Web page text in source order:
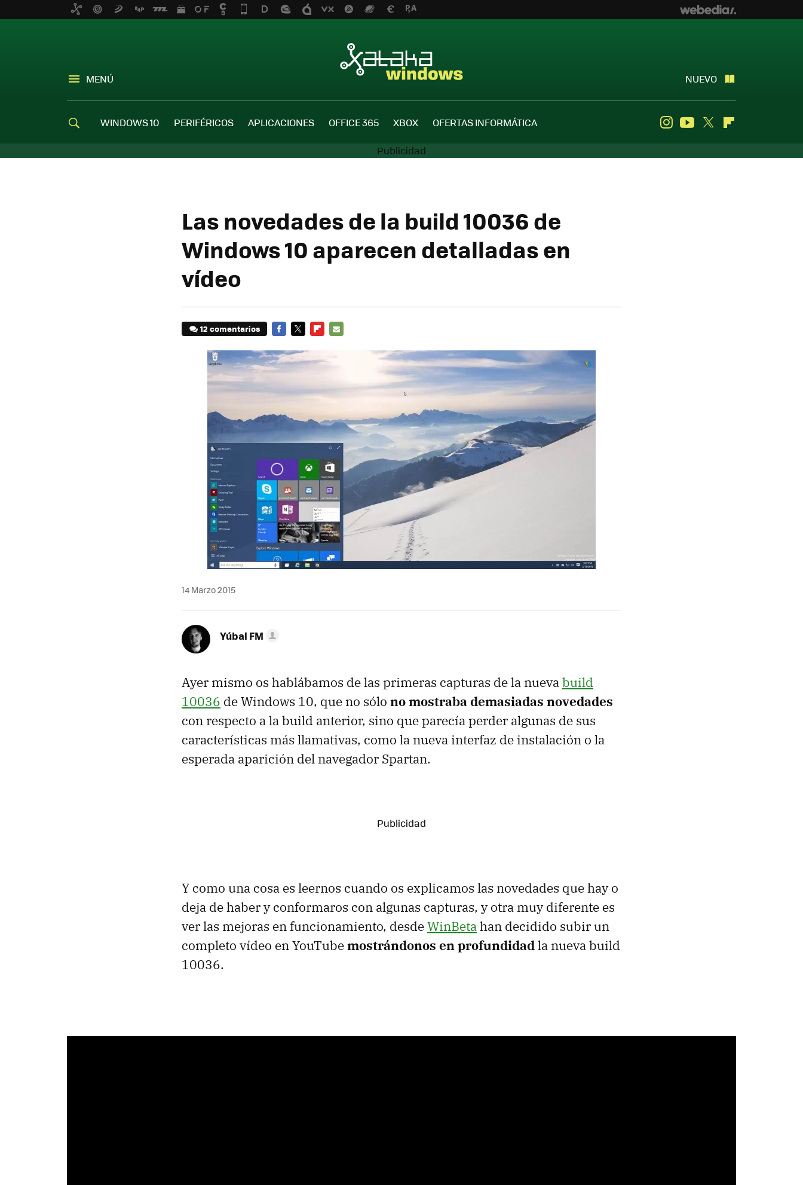
MENÚ NUEVO
WINDOWS 10 PERIFÉRICOS APLICACIONES OFFICE 365 XBOX OFERTAS INFORMÁTICA InstagramYoutube
Twitter
Las novedades de la build 10036 de
Windows 10 aparecen detalladas en
vídeo
12 comentarios
MAIL
14 Marzo 2015
Yúbal FM
Ayer mismo os hablábamos de las primeras capturas de la nuevabuild
10036 de Windows 10, que no sólo no mostraba demasiadas novedades
con respecto a la build anterior, sino que parecía perder algunas de sus
características más llamativas, como la nueva interfaz de instalación o la
esperada aparición del navegador Spartan.
Y como una cosa es leernos cuando os explicamos las novedades que hay o
deja de haber y conformaros con algunas capturas, y otra muy diferente es
ver las mejoras en funcionamiento, desdeWinBetahan decidido subir un
completo vídeo en YouTubemostrándonos en profundidadla nueva build
10036.